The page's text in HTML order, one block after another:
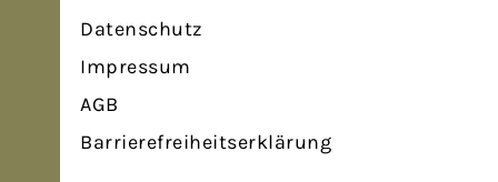
Datenschutz
Impressum
AGB
Barrierefreiheits­erklärung